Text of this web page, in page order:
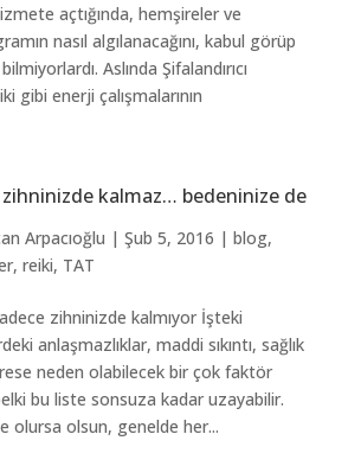
açtığında, hemşireler ve
nasıl algılanacağını, kabul görüp
Aslında Şifalandırıcı
gibi enerji çalışmalarının
zihninizde kalmaz… bedeninize de
Arpacıoğlu | Şub 5, 2016 | blog,
, reiki, TAT
zihninizde kalmıyor İşteki
anlaşmazlıklar, maddi sıkıntı, sağlık
neden olabilecek bir çok faktör
bu liste sonsuza kadar uzayabilir.
olursa olsun, genelde her...